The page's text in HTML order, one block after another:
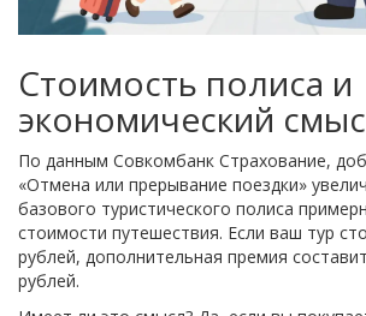
Стоимость полиса и
экономический
По данным Совкомбанк Страхование,
«Отмена или прерывание поездки»
базового туристического полиса
стоимости путешествия. Если ваш тур
рублей, дополнительная премия
рублей.